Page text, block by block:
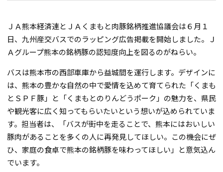
ＪＡ熊本経済連とＪＡくまもと肉豚銘柄推進協議会は６月１
日、九州産交バスでのラッピング広告掲載を開始しました。Ｊ
Ａグループ熊本の銘柄豚の認知度向上を図るのがねらい。
バスは熊本市の西部車庫から益城間を運行します。デザインに
は、熊本の豊かな自然の中で愛情を込めて育てられた「くまも
とＳＰＦ豚」と「くまもとのりんどうポーク」の魅力を、県民
や観光客に広く知ってもらいたいという想いが込められていま
す。担当者は、「バスが街中を走ることで、熊本にはおいしい
豚肉があることを多くの人に再発見してほしい。この機会にぜ
ひ、家庭の食卓で熊本の銘柄豚を味わってほしい」と意気込ん
でいます。